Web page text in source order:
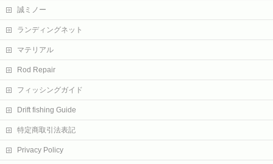
誠ミノー
ランディングネット
マテリアル
Rod Repair
フィッシングガイド
Drift fishing Guide
特定商取引法表記
Privacy Policy